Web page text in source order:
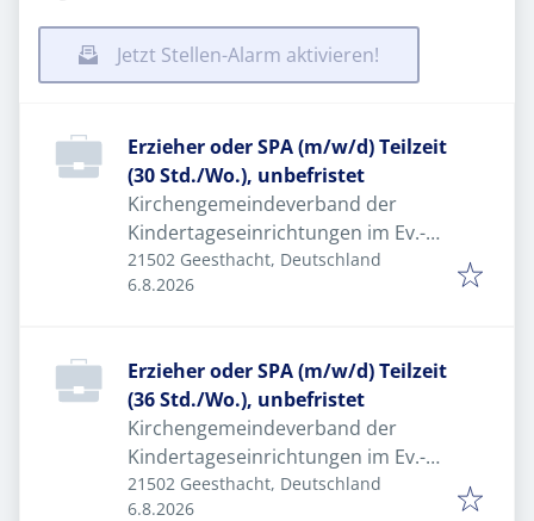
Jetzt Stellen-Alarm aktivieren!
Erzieher oder SPA (m/w/d) Teilzeit
(30 Std./Wo.), unbefristet
Kirchengemeindeverband der
Kindertageseinrichtungen im Ev.-
luth.
21502 Geesthacht, Deutschland
Veröffentlicht
6.8.2026
Erzieher oder SPA (m/w/d) Teilzeit
(36 Std./Wo.), unbefristet
Kirchengemeindeverband der
Kindertageseinrichtungen im Ev.-
luth.
21502 Geesthacht, Deutschland
Veröffentlicht
6.8.2026